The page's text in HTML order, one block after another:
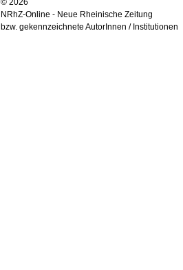
© 2026
NRhZ-Online - Neue Rheinische Zeitung
bzw. gekennzeichnete AutorInnen / Institutionen